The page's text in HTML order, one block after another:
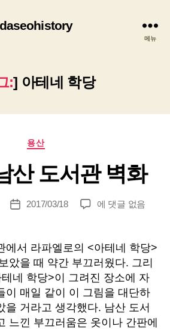
daseohistory
메뉴
:] 아테네 학당
카
고
리
용산
산 도서관 벽화
게
날
짜
2017/03/18
후
남
산
도
서
관
벽
화
에 댓글 없음
에서 라파엘로의 <아테네 학당>
았을 때 약간 부끄러웠다. 그리
네 학당>이 그려진 장소에 자
이 매일 같이 이 그림을 대단하
을 거라고 생각했다. 남산 도서
느낀 부끄러움은 옷이나 간판에